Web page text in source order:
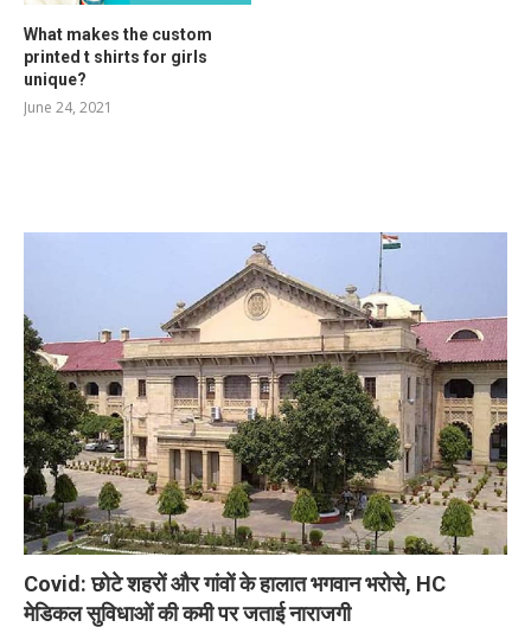
What makes the custom
printed t shirts for girls
unique?
June 24, 2021
Covid: छोटे शहरों और गांवों के हालात भगवान भरोसे, HC
मेडिकल सुविधाओं की कमी पर जताई नाराजगी